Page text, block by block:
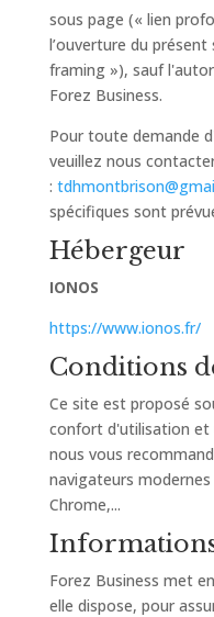
sous page (« lien
l’ouverture du présent
framing »), sauf
Forez Business.
Pour toute demande
veuillez nous
:
spécifiques sont
Hébergeur
IONOS
https://www.ionos.fr/
Conditions
Ce site est proposé
confort d'utilisation et
nous vous
navigateurs
Chrome,...
Forez Business met
elle dispose, pour